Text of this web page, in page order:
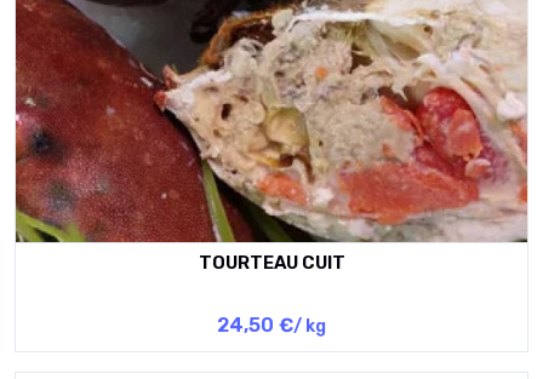
TOURTEAU CUIT
24,50 €/ kg